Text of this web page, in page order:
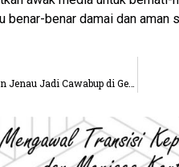
benar-benar damai dan aman